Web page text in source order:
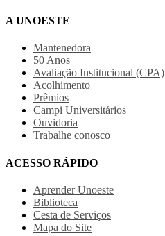
A UNOESTE
Mantenedora
50 Anos
Avaliação Institucional (CPA)
Acolhimento
Prêmios
Campi Universitários
Ouvidoria
Trabalhe conosco
ACESSO RÁPIDO
Aprender Unoeste
Biblioteca
Cesta de Serviços
Mapa do Site